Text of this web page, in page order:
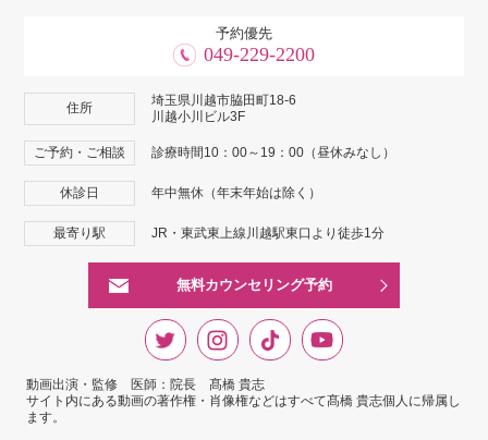
予約優先
049-229-2200
住所
埼玉県川越市脇田町18-6
川越小川ビル3F
ご予約・ご相談 診療時間10：00～19：00（昼休みなし）
休診日 年中無休（年末年始は除く）
最寄り駅 JR・東武東上線川越駅東口より徒歩1分
無料カウンセリング予約
動画出演・監修 医師：院長 髙橋 貴志
サイト内にある動画の著作権・肖像権などはすべて髙橋 貴志個人に帰属し
ます。